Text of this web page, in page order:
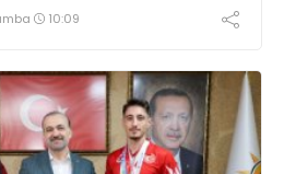
10:09